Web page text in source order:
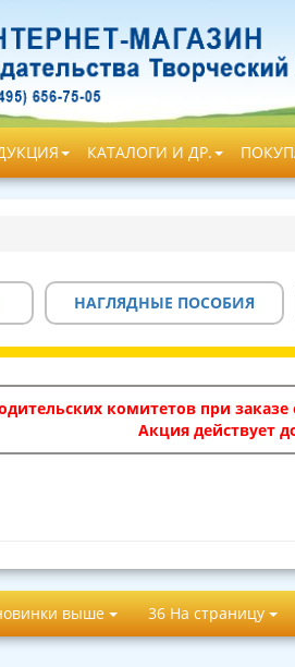
КАТАЛОГИ И ДР.
НАГЛЯДНЫЕ ПОСОБИЯ
комитетов при заказе
Акция действует
выше 36 На страницу